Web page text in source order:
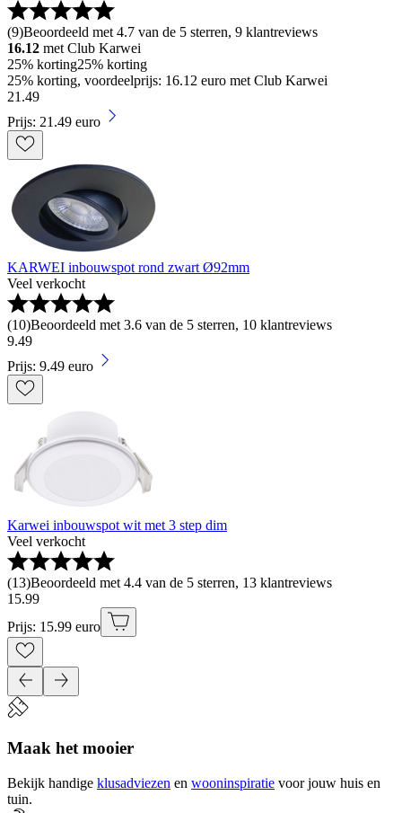
(9)Beoordeeld met 4.7 van de 5 sterren, 9 klantreviews
16.12 met Club Karwei
25% korting25% korting
25% korting, voordeelprijs: 16.12 euro met Club Karwei
21 .49
Prijs: 21.49 euro
KARWEI inbouwspot rond zwart Ø92mm
Veel verkocht
(10)Beoordeeld met 3.6 van de 5 sterren, 10 klantreviews
9.49
Prijs: 9.49 euro
Karwei inbouwspot wit met 3 step dim
Veel verkocht
(13)Beoordeeld met 4.4 van de 5 sterren, 13 klantreviews
15.99
Prijs: 15.99 euro
Maak het mooier
Bekijk handige klusadviezen en wooninspiratie voor jouw huis en
tuin.